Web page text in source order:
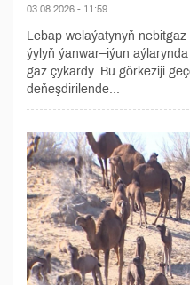
03.08.2026 - 11:59
Lebap welaýatynyň
ýylyň ýanwar–iýun
gaz çykardy. Bu görkeziji
deňeşdirilende...